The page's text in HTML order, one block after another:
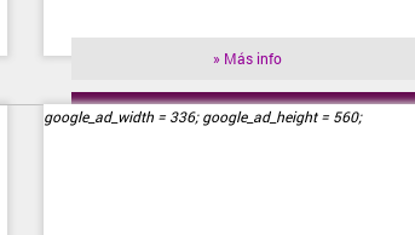
» Más info
» Visitar tienda
google_ad_width = 336; google_ad_height = 560;